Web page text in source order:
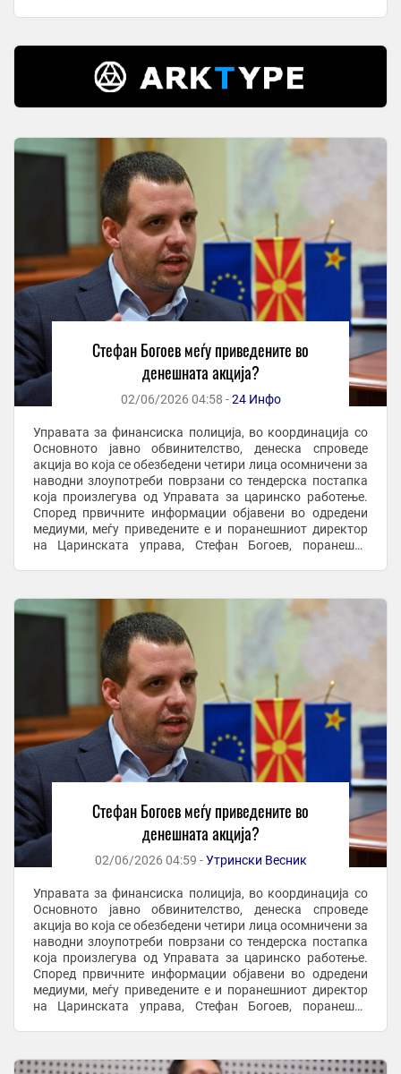
Стефан Богоев меѓу приведените во
денешната акција?
02/06/2026 04:58 -24 Инфо
Управата за финансиска полиција, во координација со
Основното јавно обвинителство, денеска спроведе
акција во која се обезбедени четири лица осомничени за
наводни злоупотреби поврзани со тендерска постапка
која произлегува од Управата за царинско работење.
Според првичните информации објавени во одредени
медиуми, меѓу приведените е и поранешниот директор
на Царинската управа, Стефан Богоев, поранешен
Стефан Богоев меѓу приведените во
денешната акција?
02/06/2026 04:59 -Утрински Весник
Управата за финансиска полиција, во координација со
Основното јавно обвинителство, денеска спроведе
акција во која се обезбедени четири лица осомничени за
наводни злоупотреби поврзани со тендерска постапка
која произлегува од Управата за царинско работење.
Според првичните информации објавени во одредени
медиуми, меѓу приведените е и поранешниот директор
на Царинската управа, Стефан Богоев, поранешен